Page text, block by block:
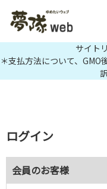
サイト
＊支払方法について、GMO
ログイン
会員のお客様